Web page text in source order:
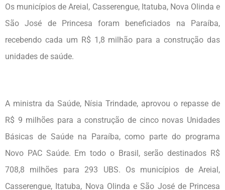
Os municípios de Areial, Casserengue, Itatuba, Nova Olinda e
São José de Princesa foram beneficiados na Paraíba,
recebendo cada um R$ 1,8 milhão para a construção das
unidades de saúde.
A ministra da Saúde, Nísia Trindade, aprovou o repasse de
R$ 9 milhões para a construção de cinco novas Unidades
Básicas de Saúde na Paraíba, como parte do programa
Novo PAC Saúde. Em todo o Brasil, serão destinados R$
708,8 milhões para 293 UBS. Os municípios de Areial,
Casserengue, Itatuba, Nova Olinda e São José de Princesa